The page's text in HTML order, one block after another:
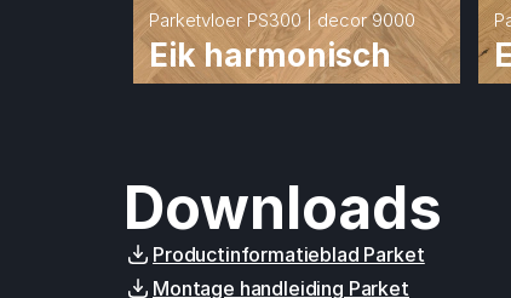
Parketvloer PS300 | decor 9000
Eik harmonisch
Downloads
Productinformatieblad Parket
Montage handleiding Parket